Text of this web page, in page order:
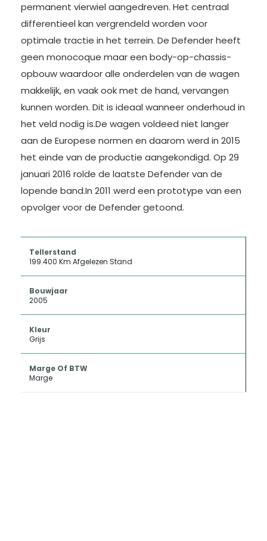
permanent vierwiel aangedreven. Het centraal
differentieel kan vergrendeld worden voor
optimale tractie in het terrein. De Defender heeft
geen monocoque maar een body-op-chassis-
opbouw waardoor alle onderdelen van de wagen
makkelijk, en vaak ook met de hand, vervangen
kunnen worden. Dit is ideaal wanneer onderhoud in
het veld nodig is.De wagen voldeed niet langer
aan de Europese normen en daarom werd in 2015
het einde van de productie aangekondigd. Op 29
januari 2016 rolde de laatste Defender van de
lopende band.In 2011 werd een prototype van een
opvolger voor de Defender getoond.
Tellerstand
199.400 Km Afgelezen Stand
Bouwjaar
2005
Kleur
Grijs
Marge Of BTW
Marge